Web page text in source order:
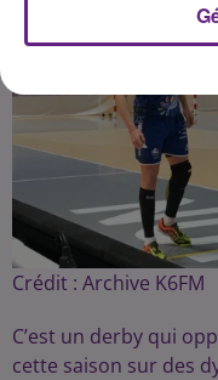
Crédit : Archive K6FM
C’est un derby qui
cette saison sur des